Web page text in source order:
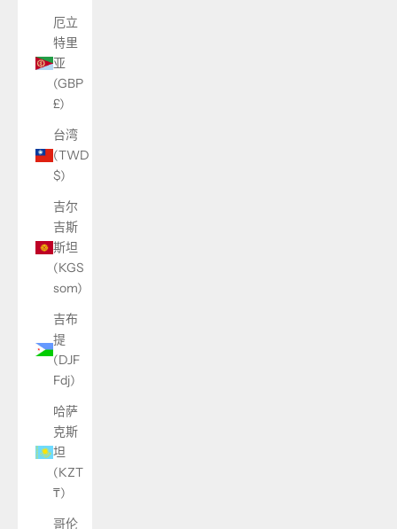
厄立
特里
亚
(GBP
£)
台湾
(TWD
$)
吉尔
吉斯
斯坦
(KGS
som)
吉布
提
(DJF
Fdj)
哈萨
克斯
坦
(KZT
₸)
哥伦